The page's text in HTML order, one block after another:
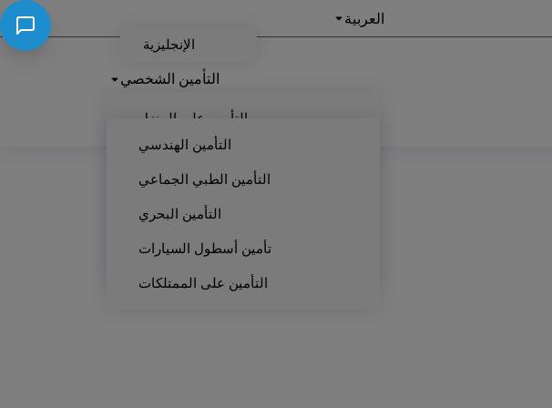
العربية
الإنجليزية
نبذة عنا
التأمين الشخصي
التأمين على المنزل
التأمين الطبي
التأمين على السيارات
التأمين ضد الحوادث الشخصية
تأمين السفر
التأمين الهندسي
التأمين الطبي الجماعي
التأمين البحري
تأمين أسطول السيارات
التأمين على الممتلكات
علاقات المستثمرين